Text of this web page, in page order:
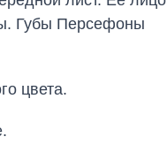
Губы Персефоны
цвета.